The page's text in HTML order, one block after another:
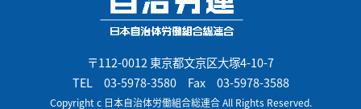
〒112-0012 東京都文京区大塚4-10-7
TEL 03-5978-3580Fax 03-5978-3588
Copyright c 日本自治体労働組合総連合 All Rights Reserved.